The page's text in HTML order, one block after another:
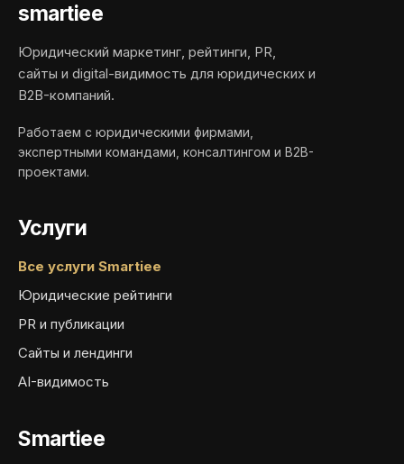
smartiee
Юридический маркетинг, рейтинги, PR,
сайты и digital-видимость для юридических и
B2B-компаний.
Работаем с юридическими фирмами,
экспертными командами, консалтингом и B2B-
проектами.
Услуги
Все услуги Smartiee
Юридические рейтинги
PR и публикации
Сайты и лендинги
AI-видимость
Smartiee